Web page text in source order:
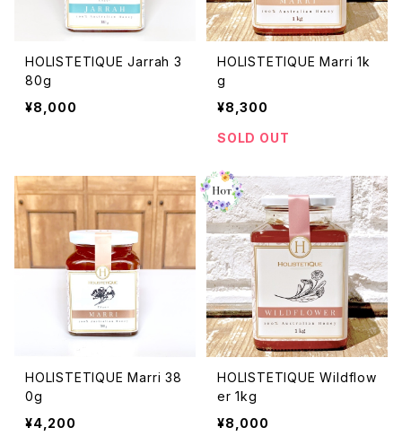
HOLISTETIQUE Jarrah 3
80g
¥8,000
HOLISTETIQUE Marri 1k
g
¥8,300
SOLD OUT
HOLISTETIQUE Marri 38
0g
¥4,200
HOLISTETIQUE Wildflow
er 1kg
¥8,000